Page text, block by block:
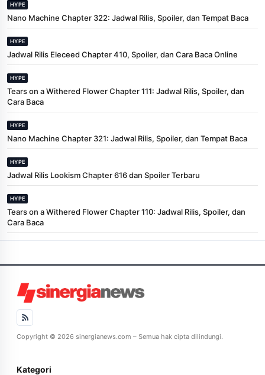
HYPE
Nano Machine Chapter 322: Jadwal Rilis, Spoiler, dan Tempat Baca
HYPE
Jadwal Rilis Eleceed Chapter 410, Spoiler, dan Cara Baca Online
HYPE
Tears on a Withered Flower Chapter 111: Jadwal Rilis, Spoiler, dan
Cara Baca
HYPE
Nano Machine Chapter 321: Jadwal Rilis, Spoiler, dan Tempat Baca
HYPE
Jadwal Rilis Lookism Chapter 616 dan Spoiler Terbaru
HYPE
Tears on a Withered Flower Chapter 110: Jadwal Rilis, Spoiler, dan
Cara Baca
Copyright © 2026 sinergianews.com – Semua hak cipta dilindungi.
Kategori